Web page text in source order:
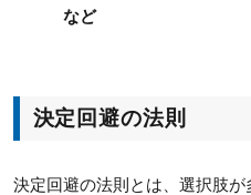
など
決定回避の法則
決定回避の法則とは、選択肢